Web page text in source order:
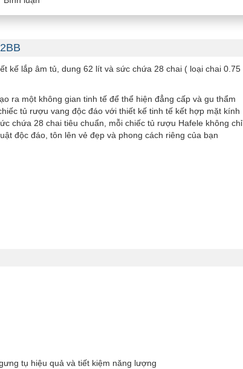
kế lắp âm tủ, dung 62 lít và sức chứa 28 chai ( loại chai 0.75
ra một không gian tinh tế để thể hiện đẳng cấp và gu thẩm
tủ rượu vang độc đáo với thiết kế tinh tế kết hợp mặt kính
chứa 28 chai tiêu chuẩn, mỗi chiếc tủ rượu Hafele không chỉ
độc đáo, tôn lên vẻ đẹp và phong cách riêng của bạn
tụ hiệu quả và tiết kiệm năng lượng